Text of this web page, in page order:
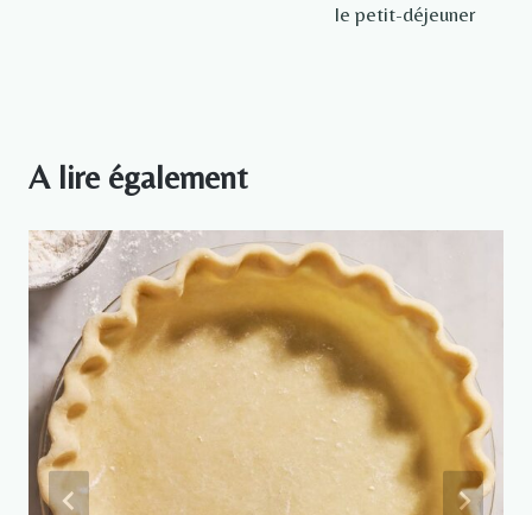
le petit-déjeuner
A lire également